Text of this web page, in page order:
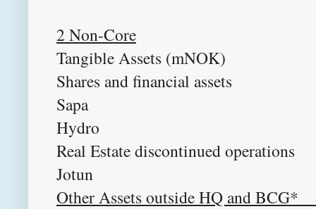
2 Non-Core
Tangible Assets
Shares and
Sapa
Hydro
Real Estate discontinued
Jotun
Other Assets outside HQ